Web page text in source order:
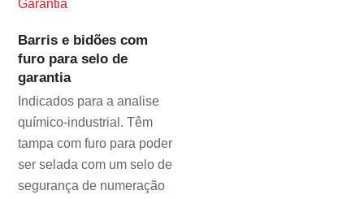
Barris e bidões com
furo para selo de
garantia
Indicados para a analise
químico-industrial. Têm
tampa com furo para poder
ser selada com um selo de
segurança de numeração